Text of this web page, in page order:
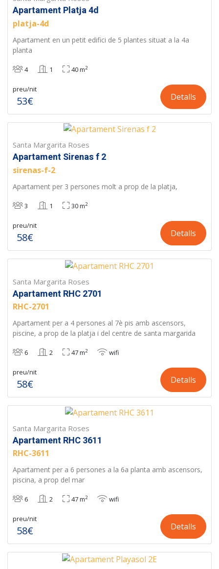
Apartament Platja 4d
platja-4d
Apartament en un petit edifici de 5 plantes situat a la 4a
planta
4 1 40 m2
preu/nit
53€ Detalls
Santa Margarita Roses
Apartament Sirenas f 2
sirenas-f-2
Apartament per 3 persones molt a prop de la platja,
3 1 30 m2
preu/nit
58€ Detalls
Santa Margarita Roses
Apartament RHC 2701
RHC-2701
Apartament per a 4 persones al 7è pis amb ascensors,
piscine, a prop de la platja i del centre de santa margarida
6 2 47 m2 wifi
preu/nit
58€ Detalls
Santa Margarita Roses
Apartament RHC 3611
RHC-3611
Apartament per a 6 persones a la 6a planta amb ascensors,
piscina, a prop del mar
6 2 47 m2 wifi
preu/nit
58€ Detalls